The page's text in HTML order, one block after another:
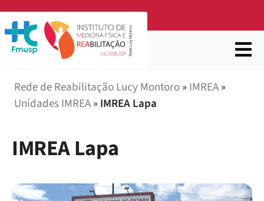
Rede de Reabilitação Lucy Montoro»IMREA»
Unidades IMREA»IMREA Lapa
IMREA Lapa